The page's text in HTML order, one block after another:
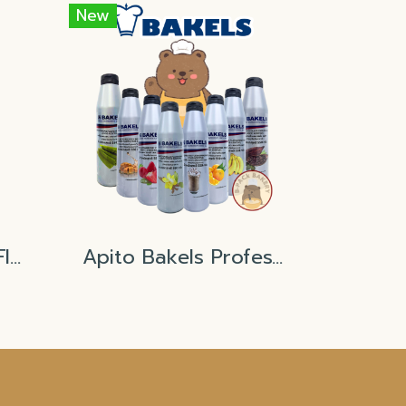
Winner Hokkaido Flavored 454ml
New
Apito Bakels Professional Flavouring and Color Paste